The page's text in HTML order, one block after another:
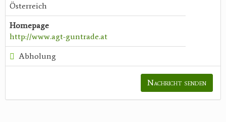
Österreich
Homepage
http://www.agt-guntrade.at
Abholung
Nachricht senden